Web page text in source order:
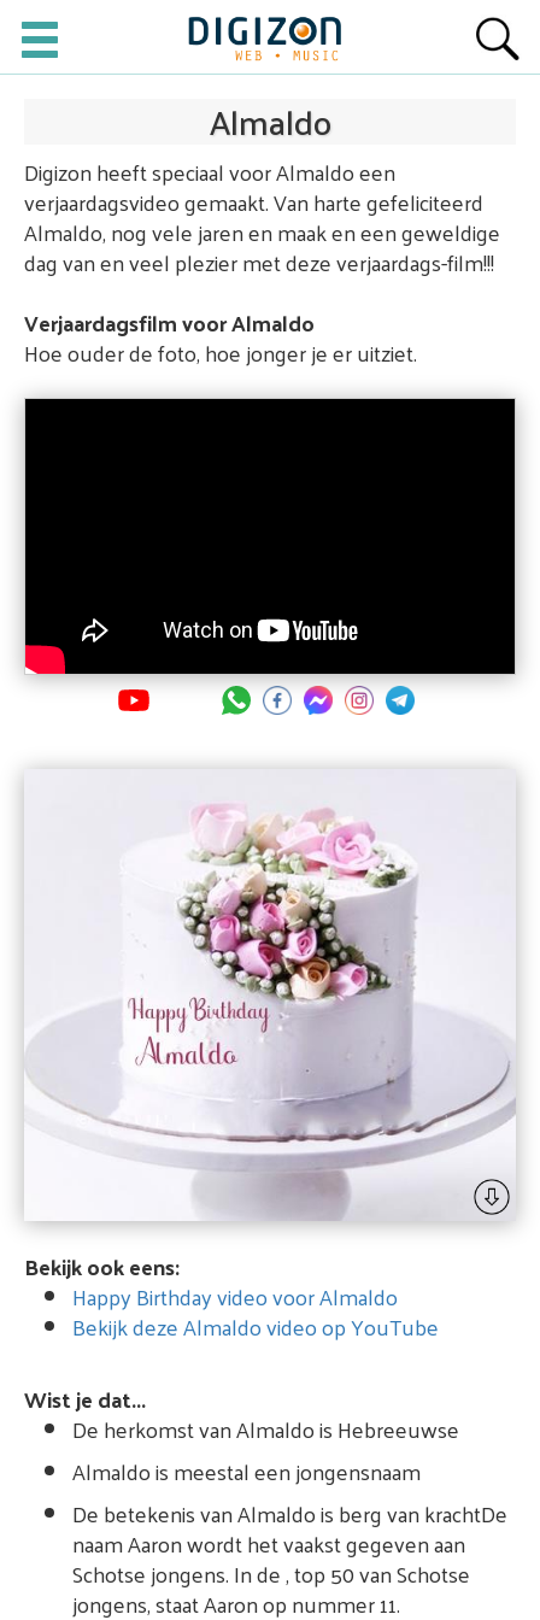
Almaldo
Digizon heeft speciaal voor Almaldo een
verjaardagsvideo gemaakt. Van harte gefeliciteerd
Almaldo, nog vele jaren en maak en een geweldige
dag van en veel plezier met deze verjaardags-film!!!
Verjaardagsfilm voor Almaldo
Hoe ouder de foto, hoe jonger je er uitziet.
Bekijk ook eens:
Happy Birthday video voor Almaldo
Bekijk deze Almaldo video op YouTube
Wist je dat...
De herkomst van Almaldo is Hebreeuwse
Almaldo is meestal een jongensnaam
De betekenis van Almaldo is berg van krachtDe
naam Aaron wordt het vaakst gegeven aan
Schotse jongens. In de , top 50 van Schotse
jongens, staat Aaron op nummer 11.